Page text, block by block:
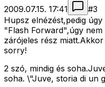
2009.07.15. 17:41 #3
Hupsz elnézést,pedig
"Flash Forward",úgy
zárójeles rész
sorry!
2 szó, mindig és
soha. \"Juve, storia di un